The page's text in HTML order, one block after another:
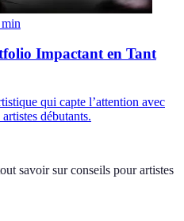
min
Impactant en Tant
qui capte l’attention avec
débutants.
savoir sur conseils pour artistes